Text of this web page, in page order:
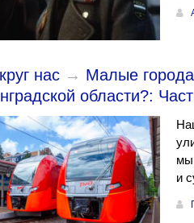
нас → Малые
области?:
мы
и